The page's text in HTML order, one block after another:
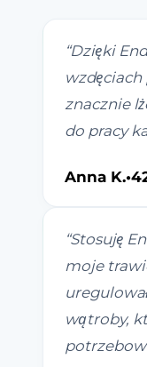
“Dzięki
wzdęciach
znacznie
do pracy
Anna K.•
“Stosuję
moje
wątroby,